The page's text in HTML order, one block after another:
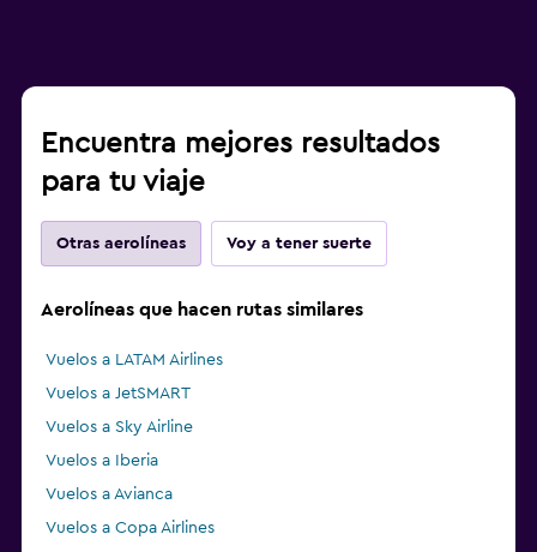
Encuentra mejores resultados
para tu viaje
Otras aerolíneas Voy a tener suerte
Aerolíneas que hacen rutas similares
Vuelos a LATAM Airlines
Vuelos a JetSMART
Vuelos a Sky Airline
Vuelos a Iberia
Vuelos a Avianca
Vuelos a Copa Airlines